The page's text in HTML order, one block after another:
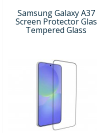
Samsung Galaxy A37
Screen Protector Glas
Tempered Glass